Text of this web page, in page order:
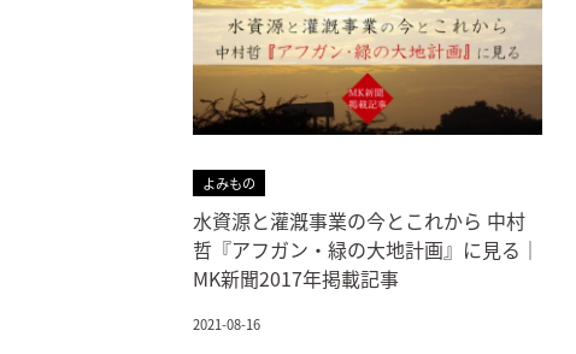
よみもの
水資源と灌漑事業の今とこれから 中村
哲『アフガン・緑の大地計画』に見る｜
MK新聞2017年掲載記事
2021-08-16